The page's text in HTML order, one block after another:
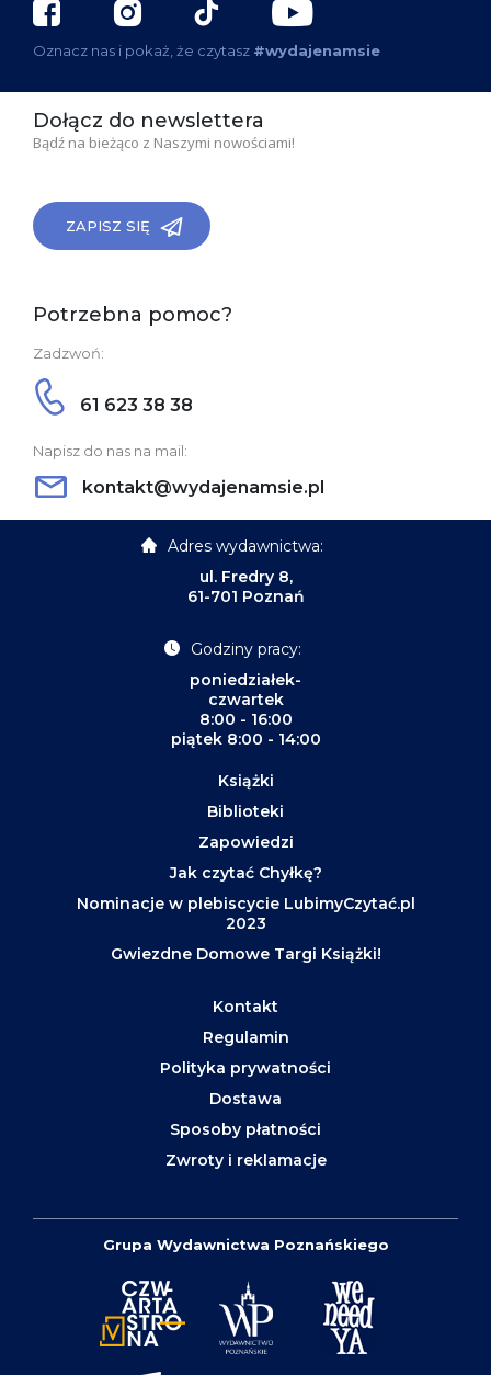
Oznacz nas i pokaż, że czytasz #wydajenamsie
Dołącz do newslettera
Bądź na bieżąco z Naszymi nowościami!
ZAPISZ SIĘ
Potrzebna pomoc?
Zadzwoń:
61 623 38 38
Napisz do nas na mail:
kontakt@wydajenamsie.pl
Adres wydawnictwa:
ul. Fredry 8,
61-701 Poznań
Godziny pracy:
poniedziałek-
czwartek
8:00 - 16:00
piątek 8:00 - 14:00
Książki
Biblioteki
Zapowiedzi
Jak czytać Chyłkę?
Nominacje w plebiscycie LubimyCzytać.pl
2023
Gwiezdne Domowe Targi Książki!
Kontakt
Regulamin
Polityka prywatności
Dostawa
Sposoby płatności
Zwroty i reklamacje
Grupa Wydawnictwa Poznańskiego